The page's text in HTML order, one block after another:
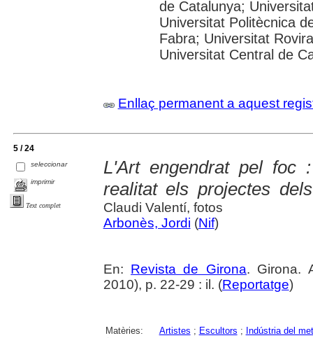
de Catalunya;
Universitat Politècnica
Fabra; Universitat
Universitat Central de
Enllaç permanent a aquest
5 / 24
seleccionar
imprimir
Text complet
L'Art engendrat pel foc
realitat els projectes
Claudi Valentí, fotos
Arbonès, Jordi (Nif)
En: Revista de Girona. Girona.
2010), p. 22-29 : il. (Reportatge)
Matèries: Artistes ; Escultors ; Indústria del